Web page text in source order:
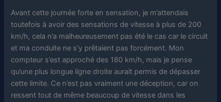
Avant cette journée forte en sensation, je m’attendais
toutefois à avoir des sensations de vitesse à plus de 200
km/h, cela n’a malheureusement pas été le cas car le circuit
et ma conduite ne s’y prêtaient pas forcément. Mon
compteur s’est approché des 180 km/h, mais je pense
qu’une plus longue ligne droite aurait permis de dépasser
cette limite. Ce n’est pas vraiment une déception, car on
ressent tout de même beaucoup de vitesse dans les